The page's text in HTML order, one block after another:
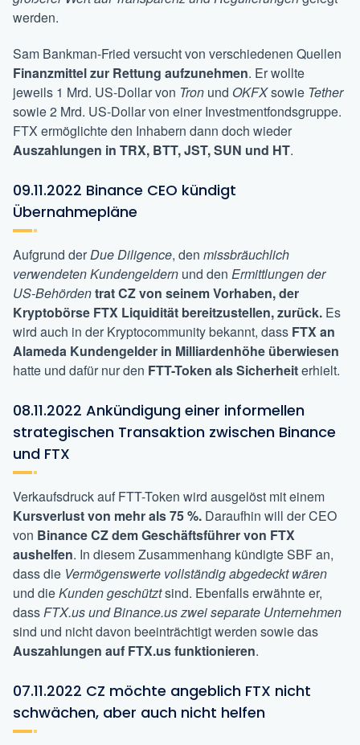
werden.
Sam Bankman-Fried versucht von verschiedenen Quellen
Finanzmittel zur Rettung aufzunehmen. Er wollte
jeweils 1 Mrd. US-Dollar von Tron und OKFXsowie Tether
sowie 2 Mrd. US-Dollar von einer Investmentfondsgruppe.
FTX ermöglichte den Inhabern dann doch wieder
Auszahlungen in TRX, BTT, JST, SUN und HT.
09.11.2022 Binance CEO kündigt
Übernahmepläne
Aufgrund derDue Diligence, den missbräuchlich
verwendeten Kundengeldern und den Ermittlungen der
US-Behördentrat CZ von seinem Vorhaben, der
Kryptobörse FTX Liquidität bereitzustellen, zurück. Es
wird auch in der Kryptocommunity bekannt, dass FTX an
Alameda Kundengelder in Milliardenhöhe überwiesen
hatte und dafür nur den FTT-Token als Sicherheiterhielt.
08.11.2022 Ankündigung einer informellen
strategischen Transaktion zwischen Binance
und FTX
Verkaufsdruck auf FTT-Token wird ausgelöst mit einem
Kursverlust von mehr als 75 %. Daraufhin will der CEO
von Binance CZ dem Geschäftsführer von FTX
aushelfen. In diesem Zusammenhang kündigte SBF an,
dass die Vermögenswerte vollständig abgedeckt wären
und dieKunden geschütztsind. Ebenfalls erwähnte er,
dassFTX.us und Binance.us zwei separate Unternehmen
sind und nicht davon beeinträchtigt werden sowie das
Auszahlungen auf FTX.us funktionieren.
07.11.2022 CZ möchte angeblich FTX nicht
schwächen, aber auch nicht helfen